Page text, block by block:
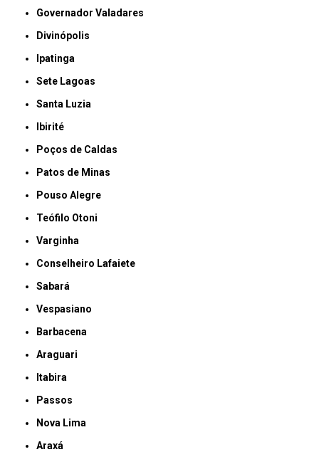
Governador Valadares
Divinópolis
Ipatinga
Sete Lagoas
Santa Luzia
Ibirité
Poços de Caldas
Patos de Minas
Pouso Alegre
Teófilo Otoni
Varginha
Conselheiro Lafaiete
Sabará
Vespasiano
Barbacena
Araguari
Itabira
Passos
Nova Lima
Araxá